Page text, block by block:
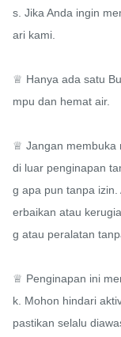
s. Jika Anda ingin
ari kami.
♕ Hanya ada satu
mpu dan hemat air.
♕ Jangan membuka
di luar penginapan
g apa pun tanpa
erbaikan atau
g atau peralatan
♕ Penginapan ini
k. Mohon hindari
pastikan selalu